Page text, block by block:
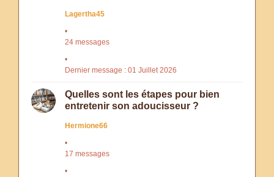
Lagertha45
24 messages
Dernier message : 01 Juillet 2026
Quelles sont les étapes pour bien
entretenir son adoucisseur ?
Hermione66
17 messages